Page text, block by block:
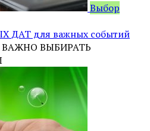
Выбор
для важных событий
ВЫБИРАТЬ